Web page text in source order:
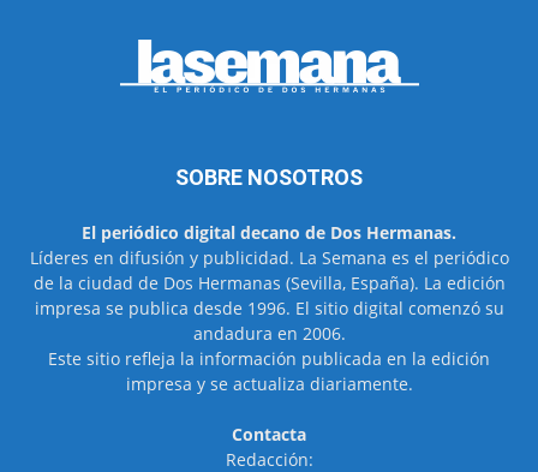
SOBRE NOSOTROS
El periódico digital decano de Dos Hermanas.
Líderes en difusión y publicidad. La Semana es el periódico
de la ciudad de Dos Hermanas (Sevilla, España). La edición
impresa se publica desde 1996. El sitio digital comenzó su
andadura en 2006.
Este sitio refleja la información publicada en la edición
impresa y se actualiza diariamente.
Contacta
Redacción: